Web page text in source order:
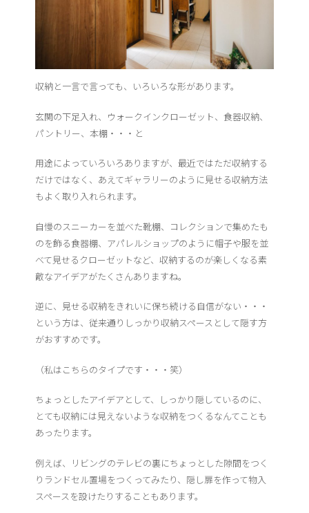
収納と一言で言っても、いろいろな形があります。
玄関の下足入れ、ウォークインクローゼット、食器収納、
パントリー、本棚・・・と
用途によっていろいろありますが、最近ではただ収納する
だけではなく、あえてギャラリーのように見せる収納方法
もよく取り入れられます。
自慢のスニーカーを並べた靴棚、コレクションで集めたも
のを飾る食器棚、アパレルショップのように帽子や服を並
べて見せるクローゼットなど、収納するのが楽しくなる素
敵なアイデアがたくさんありますね。
逆に、見せる収納をきれいに保ち続ける自信がない・・・
という方は、従来通りしっかり収納スペースとして隠す方
がおすすめです。
（私はこちらのタイプです・・・笑）
ちょっとしたアイデアとして、しっかり隠しているのに、
とても収納には見えないような収納をつくるなんてことも
あったります。
例えば、リビングのテレビの裏にちょっとした隙間をつく
りランドセル置場をつくってみたり、隠し扉を作って物入
スペースを設けたりすることもあります。